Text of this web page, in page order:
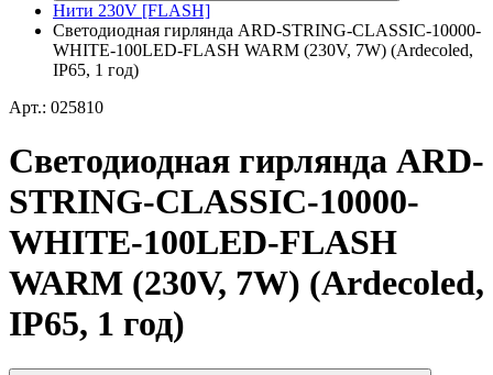
Нити 230V [FLASH]
Светодиодная гирлянда ARD-STRING-CLASSIC-10000-
WHITE-100LED-FLASH WARM (230V, 7W) (Ardecoled,
IP65, 1 год)
Арт.: 025810
Светодиодная гирлянда ARD-
STRING-CLASSIC-10000-
WHITE-100LED-FLASH
WARM (230V, 7W) (Ardecoled,
IP65, 1 год)